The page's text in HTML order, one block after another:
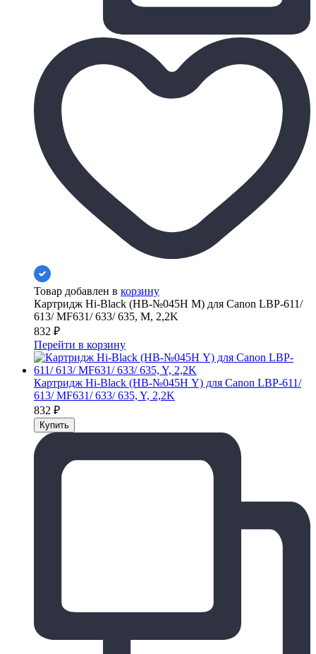
Товар добавлен в корзину
Картридж Hi-Black (HB-№045H M) для Canon LBP-611/
613/ MF631/ 633/ 635, M, 2,2K
832 ₽
Перейти в корзину
Картридж Hi-Black (HB-№045H Y) для Canon LBP-611/
613/ MF631/ 633/ 635, Y, 2,2K
832 ₽